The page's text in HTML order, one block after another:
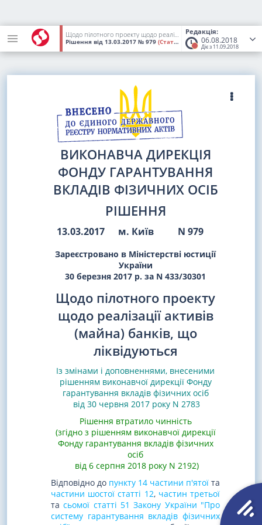
Редакція:
06.08.2018
Діє з 11.09.2018
Щодо пілотного проекту щодо реалізації активів (майна) банків, що ліквідуються
Рішення від 13.03.2017 № 979 (Статус: Втратив чинність)
ВИКОНАВЧА ДИРЕКЦІЯ
ФОНДУ ГАРАНТУВАННЯ
ВКЛАДІВ ФІЗИЧНИХ ОСІБ
РІШЕННЯ
13.03.2017 м. Київ N 979
Зареєстровано в Міністерстві юстиції
України
30 березня 2017 р. за N 433/30301
Щодо пілотного проекту
щодо реалізації активів
(майна) банків, що
ліквідуються
Із змінами і доповненнями, внесеними
рішенням виконавчої дирекції Фонду
гарантування вкладів фізичних осіб
від 30 червня 2017 року N 2783
Рішення втратило чинність
(згідно з рішенням виконавчої дирекції
Фонду гарантування вкладів фізичних
осіб
від 6 серпня 2018 року N 2192)
Відповідно до пункту 14 частини п'ятої та
частини шостої статті 12, частин третьої
тасьомої статті 51 Закону України "Про
систему гарантування вкладів фізичних